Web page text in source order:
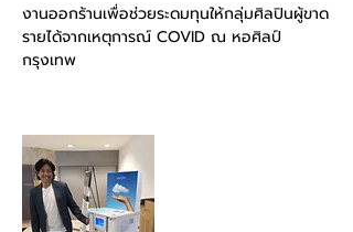
งานออกร้านเพื่อช่วยระดมทุนให้กลุ่มศิลปินผู้ขาด
รายได้จากเหตุการณ์ COVID ณ หอศิลป์
กรุงเทพ